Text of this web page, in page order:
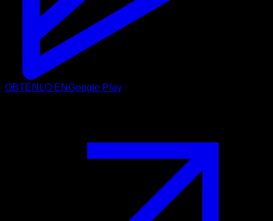
OBTÉNLO ENGoogle Play